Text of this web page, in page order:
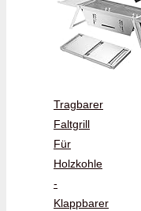
Tragbarer
Faltgrill
Für
Holzkohle
-
Klappbarer